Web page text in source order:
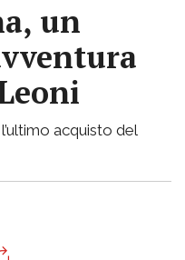
un
acquisto del